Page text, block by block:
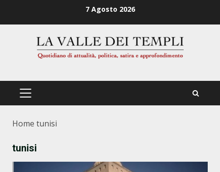
7 Agosto 2026
PRIMÄRES
Home tunisi
tunisi